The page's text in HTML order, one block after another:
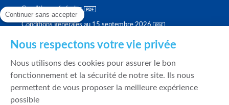
Conditions générales
Conditions générales au 15 septembre 2026
Politique de meilleure sélection
Politique de durabilité
Continuer sans accepter
Nous respectons votre vie privée
Nous utilisons des cookies pour assurer le bon
fonctionnement et la sécurité de notre site. Ils nous
permettent de vous proposer la meilleure expérience
possible